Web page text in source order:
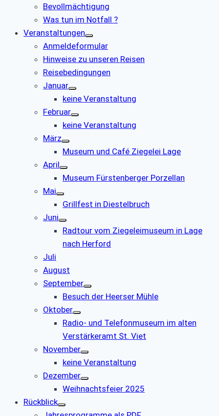
Bevollmächtigung
Was tun im Notfall ?
Veranstaltungen
Anmeldeformular
Hinweise zu unseren Reisen
Reisebedingungen
Januar
keine Veranstaltung
Februar
keine Veranstaltung
März
Museum und Café Ziegelei Lage
April
Museum Fürstenberger Porzellan
Mai
Grillfest in Diestelbruch
Juni
Radtour vom Ziegeleimuseum in Lage
nach Herford
Juli
August
September
Besuch der Heerser Mühle
Oktober
Radio- und Telefonmuseum im alten
Verstärkeramt St. Viet
November
keine Veranstaltung
Dezember
Weihnachtsfeier 2025
Rückblick